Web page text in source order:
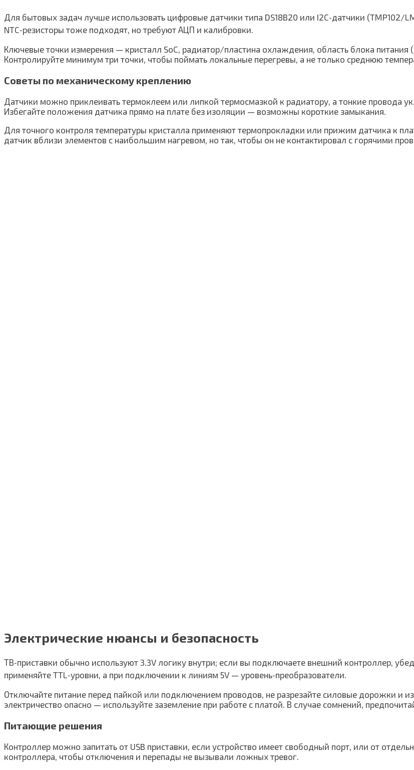
Для бытовых задач лучше использовать цифровые датчики типа DS18B20 или I2C‑датчики (TMP102/
NTC‑резисторы тоже подходят, но требуют АЦП и калибровки.
Ключевые точки измерения — кристалл SoC, радиатор/пластина охлаждения, область блока питания
Контролируйте минимум три точки, чтобы поймать локальные перегревы, а не только среднюю
Советы по механическому креплению
Датчики можно приклеивать термоклеем или липкой термосмазкой к радиатору, а тонкие провода
Избегайте положения датчика прямо на плате без изоляции — возможны короткие замыкания.
Для точного контроля температуры кристалла применяют термопрокладки или прижим датчика к
датчик вблизи элементов с наибольшим нагревом, но так, чтобы он не контактировал с горячими
Электрические нюансы и безопасность
ТВ‑приставки обычно используют 3.3V логику внутри; если вы подключаете внешний контроллер,
применяйте TTL‑уровни, а при подключении к линиям 5V — уровень‑преобразователи.
Отключайте питание перед пайкой или подключением проводов, не разрезайте силовые дорожки и
электричество опасно — используйте заземление при работе с платой. В случае сомнений,
Питающие решения
Контроллер можно запитать от USB приставки, если устройство имеет свободный порт, или от
контроллера, чтобы отключения и перепады не вызывали ложных тревог.